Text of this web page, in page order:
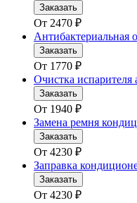
Заказать
От 2470 ₽
Антибактериальная
Заказать
От 1770 ₽
Очистка испарителя
Заказать
От 1940 ₽
Замена ремня
Заказать
От 4230 ₽
Заправка
Заказать
От 4230 ₽